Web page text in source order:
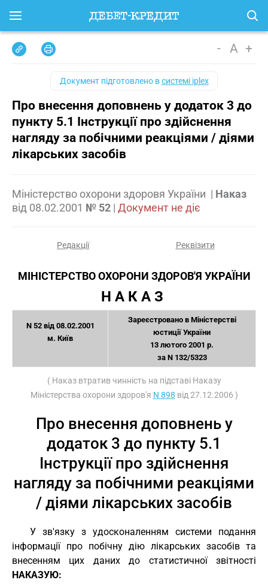
- A +
Документ підготовлено всистемі iplex
Про внесення доповнень у додаток 3 до
пункту 5.1 Інструкції про здійснення
нагляду за побічними реакціями / діями
лікарських засобів
Міністерство охорони здоровя України | Наказ
від 08.02.2001 № 52 | Документ не діє
Редакції Реквізити
МІНІСТЕРСТВО ОХОРОНИ ЗДОРОВ'Я УКРАЇНИ
Н А К А З
N 52 від 08.02.2001
м. Київ
Зареєстровано в Міністерстві
юстиції України
13 лютого 2001 р.
за N 132/5323
( Наказ втратив чинність на підставі Наказу
Міністерства охорони здоров'я N 898 від 27.12.2006 )
Про внесення доповнень у
додаток 3 до пункту 5.1
Інструкції про здійснення
нагляду за побічними реакціями
/ діями лікарських засобів
У зв'язку з удосконаленням системи подання
інформації про побічну дію лікарських засобів та
внесенням цих даних до статистичної звітності
НАКАЗУЮ: